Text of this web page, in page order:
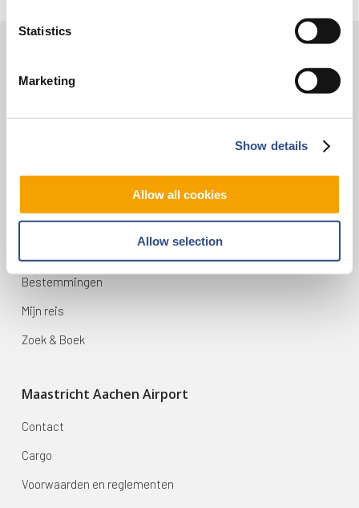
Statistics
Marketing
Show details
Allow all cookies
Allow selection
Contact
Op reis
Bestemmingen
Mijn reis
Zoek & Boek
Maastricht Aachen Airport
Contact
Cargo
Voorwaarden en reglementen